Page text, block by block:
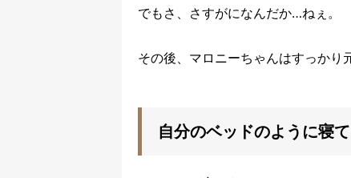
でもさ、さすがになんだか…ねぇ。
その後、マロニーちゃんはすっかり
自分のベッドのように寝